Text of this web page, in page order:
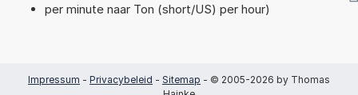
per minute naar Ton (short/US) per hour)
Impressum - Privacybeleid - Sitemap - © 2005-2026 by Thomas